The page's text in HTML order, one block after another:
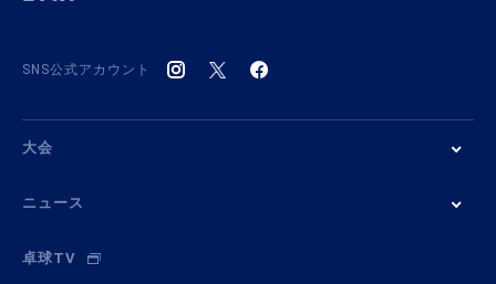
SNS公式アカウント
大会
ニュース
卓球TV